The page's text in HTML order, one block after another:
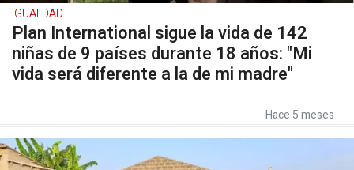
IGUALDAD
Plan International sigue la vida de 142
niñas de 9 países durante 18 años: "Mi
vida será diferente a la de mi madre"
Hace 5 meses